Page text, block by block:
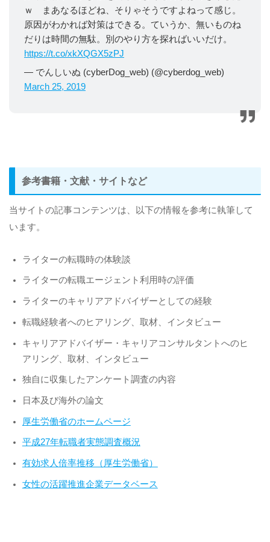
ｗ まあなるほどね、そりゃそうですよねって感じ。
原因がわかれば対策はできる。ていうか、無いものね
だりは時間の無駄。別のやり方を探ればいいだけ。
https://t.co/xkXQGX5zPJ
— でんしいぬ (cyberDog_web) (@cyberdog_web)
March 25, 2019
参考書籍・文献・サイトなど
当サイトの記事コンテンツは、以下の情報を参考に執筆して
います。
ライターの転職時の体験談
ライターの転職エージェント利用時の評価
ライターのキャリアアドバイザーとしての経験
転職経験者へのヒアリング、取材、インタビュー
キャリアアドバイザー・キャリアコンサルタントへのヒ
アリング、取材、インタビュー
独自に収集したアンケート調査の内容
日本及び海外の論文
厚生労働省のホームページ
平成27年転職者実態調査概況
有効求人倍率推移（厚生労働省）
女性の活躍推進企業データベース